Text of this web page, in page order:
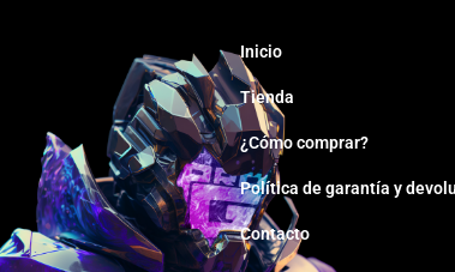
Inicio
Tienda
¿Cómo comprar?
Política de garantía y
Contacto